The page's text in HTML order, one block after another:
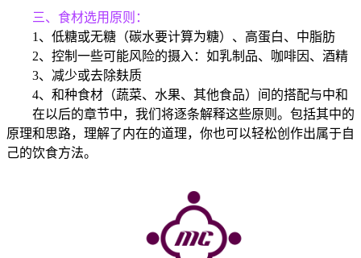
三、食材选用原则：
1、低糖或无糖（碳水要计算为糖）、高蛋白、中脂肪
2、控制一些可能风险的摄入：如乳制品、咖啡因、酒精
3、减少或去除麸质
4、和种食材（蔬菜、水果、其他食品）间的搭配与中和
在以后的章节中，我们将逐条解释这些原则。包括其中的
原理和思路，理解了内在的道理，你也可以轻松创作出属于自
己的饮食方法。